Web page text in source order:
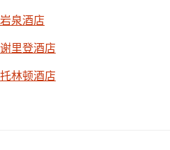
岩泉酒店
谢里登酒店
托林顿酒店